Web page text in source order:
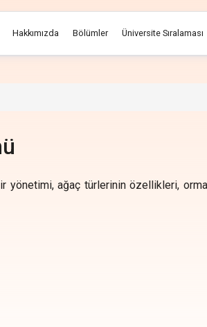
Hakkımızda Bölümler Üniversite Sıralaması
ağaç türlerinin özellikleri,